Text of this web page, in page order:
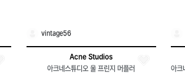
vintage56
Acne Studios
아크네스튜디오 울 프린지 머플러